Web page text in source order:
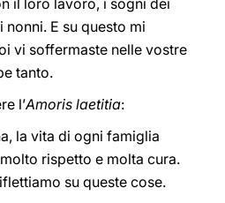
il loro lavoro, i sogni dei
nonni. E su questo mi
vi soffermaste nelle vostre
tanto.
l’Amoris laetitia:
la vita di ogni famiglia
rispetto e molta cura.
su queste cose.